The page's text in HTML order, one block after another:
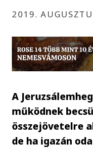
2019.
A
működnek
összejövetelre
de ha igazán